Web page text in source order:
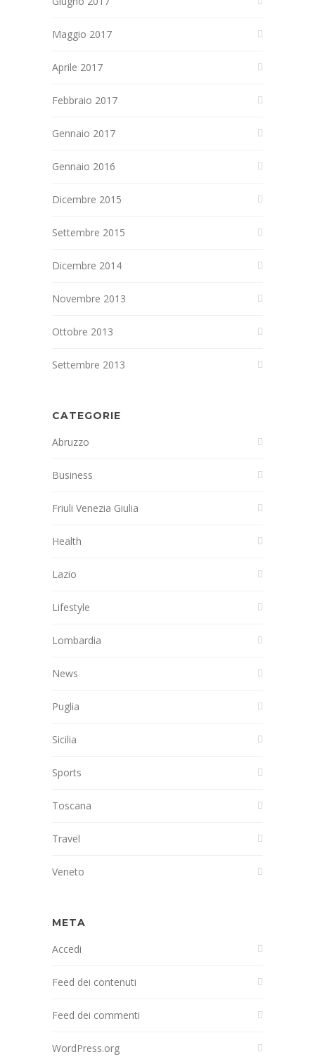
Maggio 2017
Aprile 2017
Febbraio 2017
Gennaio 2017
Gennaio 2016
Dicembre 2015
Settembre 2015
Dicembre 2014
Novembre 2013
Ottobre 2013
Settembre 2013
CATEGORIE
Abruzzo
Business
Friuli Venezia Giulia
Health
Lazio
Lifestyle
Lombardia
News
Puglia
Sicilia
Sports
Toscana
Travel
Veneto
META
Accedi
Feed dei contenuti
Feed dei commenti
WordPress.org